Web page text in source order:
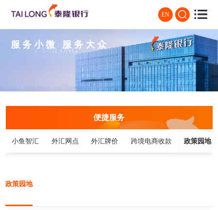
EN
服务小微 服务大众
ABOUT TAILONG
便捷服务
小鱼智汇 外汇网点 外汇牌价 跨境电商收款 政策园地
政策园地